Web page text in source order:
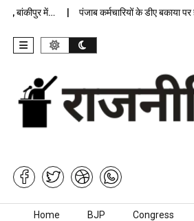
में… पंजाब कर्मचारियों के डीए बकाया पर
Skip to content
Home BJP Congress